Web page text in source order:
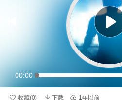
00:00
 收藏(0)  下载  1年以前